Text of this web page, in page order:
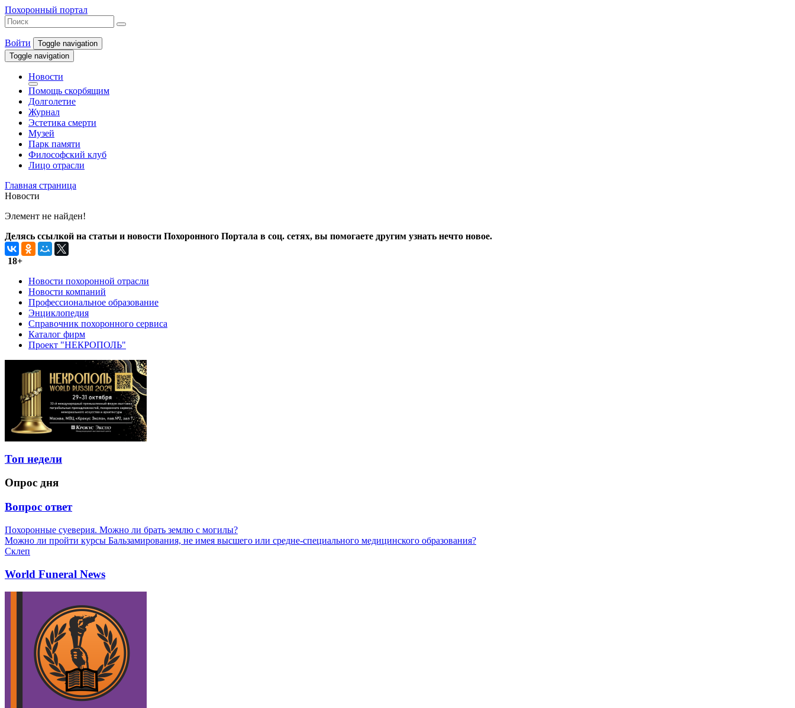
Похоронный портал
Войти
Toggle navigation
Toggle navigation
Новости
Помощь скорбящим
Долголетие
Журнал
Эстетика смерти
Музей
Парк памяти
Философский клуб
Лицо отрасли
Главная страница
Новости
Элемент не найден!
Делясь ссылкой на статьи и новости Похоронного Портала в соц. сетях, вы помогаете другим узнать нечто новое.
18+
Новости похоронной отрасли
Новости компаний
Профессиональное образование
Энциклопедия
Справочник похоронного сервиса
Каталог фирм
Проект "НЕКРОПОЛЬ"
Топ недели
Опрос дня
Вопрос ответ
Похоронные суеверия. Можно ли брать землю с могилы?
Можно ли пройти курсы Бальзамирования, не имея высшего или средне-специального медицинского образования?
Склеп
World Funeral News